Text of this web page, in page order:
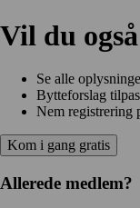
Vil du
Se alle
Bytteforslag
Nem registrering
Kom i gang gratis
Allerede medlem?